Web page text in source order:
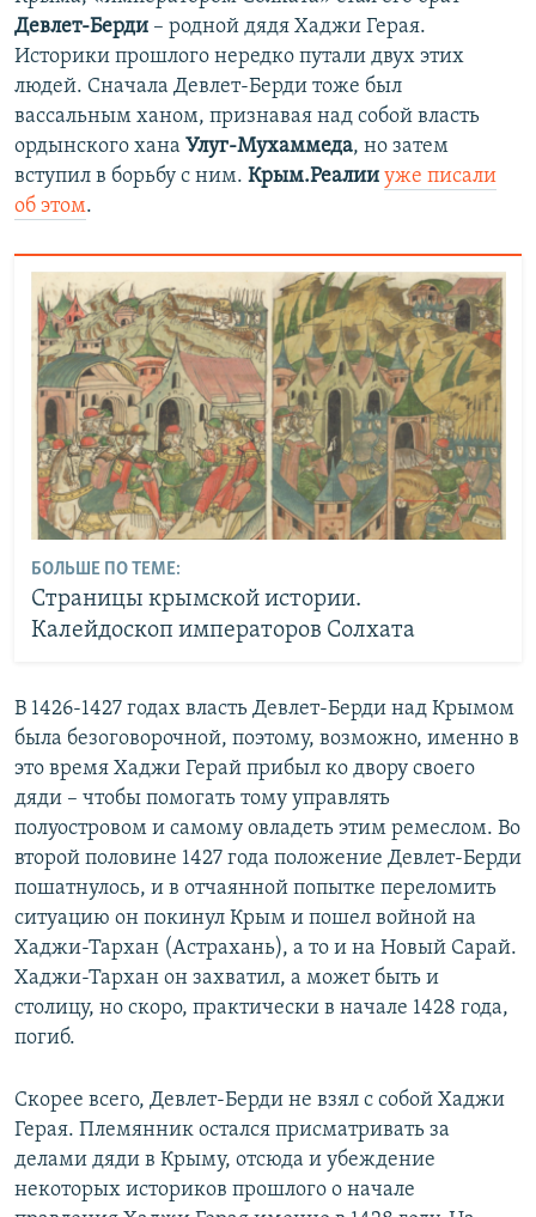
Девлет-Берди – родной дядя Хаджи Герая.
Историки прошлого нередко путали двух этих
людей. Сначала Девлет-Берди тоже был
вассальным ханом, признавая над собой власть
ордынского хана Улуг-Мухаммеда, но затем
вступил в борьбу с ним. Крым.Реалии уже писали
об этом.
БОЛЬШЕ ПО ТЕМЕ:
Страницы крымской истории.
Калейдоскоп императоров Солхата
В 1426-1427 годах власть Девлет-Берди над Крымом
была безоговорочной, поэтому, возможно, именно в
это время Хаджи Герай прибыл ко двору своего
дяди – чтобы помогать тому управлять
полуостровом и самому овладеть этим ремеслом. Во
второй половине 1427 года положение Девлет-Берди
пошатнулось, и в отчаянной попытке переломить
ситуацию он покинул Крым и пошел войной на
Хаджи-Тархан (Астрахань), а то и на Новый Сарай.
Хаджи-Тархан он захватил, а может быть и
столицу, но скоро, практически в начале 1428 года,
погиб.
Скорее всего, Девлет-Берди не взял с собой Хаджи
Герая. Племянник остался присматривать за
делами дяди в Крыму, отсюда и убеждение
некоторых историков прошлого о начале